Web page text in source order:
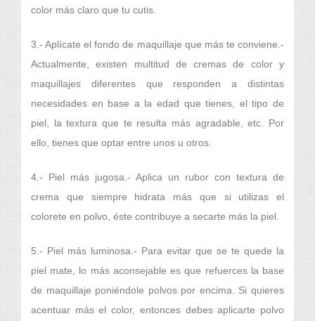
color más claro que tu cutis.
3.- Aplícate el fondo de maquillaje que más te conviene.-
Actualmente, existen multitud de cremas de color y
maquillajes diferentes que responden a distintas
necesidades en base a la edad que tienes, el tipo de
piel, la textura que te resulta más agradable, etc. Por
ello, tienes que optar entre unos u otros.
4.- Piel más jugosa.- Aplica un rubor con textura de
crema que siempre hidrata más que si utilizas el
colorete en polvo, éste contribuye a secarte más la piel.
5.- Piel más luminosa.- Para evitar que se te quede la
piel mate, lo más aconsejable es que refuerces la base
de maquillaje poniéndole polvos por encima. Si quieres
acentuar más el color, entonces debes aplicarte polvo